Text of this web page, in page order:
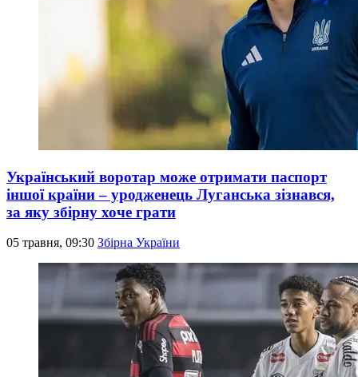
Український воротар може отримати паспорт
іншої країни – уродженець Луганська зізнався,
за яку збірну хоче грати
05 травня, 09:30 Збірна України